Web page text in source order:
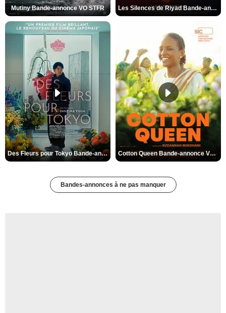
Mutiny Bande-annonce VO STFR Les Silences de Riyad Bande-annonce VO STFR
Des Fleurs pour Tokyo Bande-annonce VO STFR Cotton Queen Bande-annonce VO STFR
Bandes-annonces à ne pas manquer